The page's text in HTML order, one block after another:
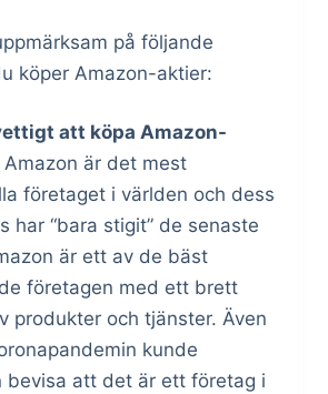
på följande
köper Amazon-aktier:
att köpa Amazon-
Amazon är det mest
företaget i världen och dess
har “bara stigit” de senaste
är ett av de bäst
företagen med ett brett
produkter och tjänster. Även
kunde
bevisa att det är ett företag i